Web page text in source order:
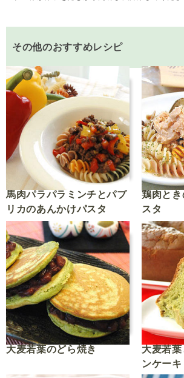
その他のおすすめレシピ
馬肉パラパラミンチとパプ
リカのあんかけパスタ
鶏肉と
スタ
大麦若葉のどら焼き
大麦若
ンケーキ